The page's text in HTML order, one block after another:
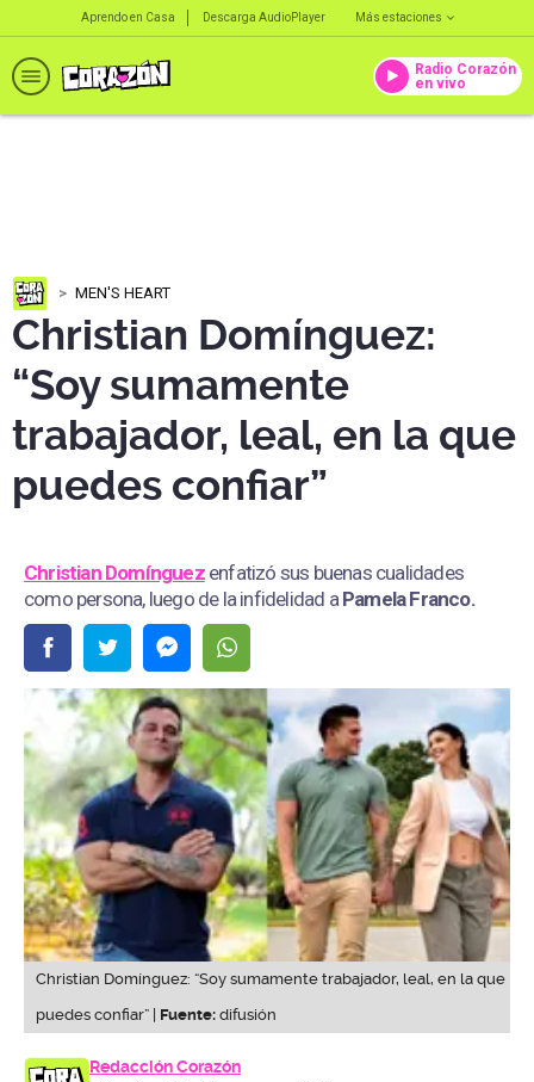
Aprendo en Casa Descarga AudioPlayer Más estaciones
Radio Corazón
en vivo
MEN'S HEART
Christian Domínguez:
“Soy sumamente
trabajador, leal, en la que
puedes confiar”
Christian Domínguezenfatizó sus buenas cualidades
como persona, luego de la infidelidad a Pamela Franco.
Christian Domínguez: “Soy sumamente trabajador, leal, en la que
puedes confiar” | Fuente: difusión
Redacción Corazón